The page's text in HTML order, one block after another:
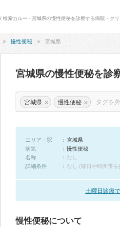
検索カルー - 宮城県の慢性便秘を診察する病院・ク
慢性便秘 宮城県
宮城県の慢性便秘を診
宮城県 × 慢性便秘 ×
エリア・駅
宮城県
病気
慢性便秘
名称
なし
詳細条件
なし (曜日や時間帯
土曜日診療
慢性便秘について